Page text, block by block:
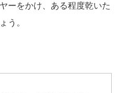
ーをかけ、ある程度乾いた
う。